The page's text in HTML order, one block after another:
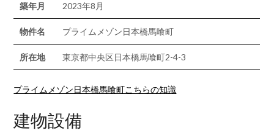
築年月 2023年8月
物件名 プライムメゾン日本橋馬喰町
所在地 東京都中央区日本橋馬喰町2-4-3
プライムメゾン日本橋馬喰町こちらの知識
建物設備